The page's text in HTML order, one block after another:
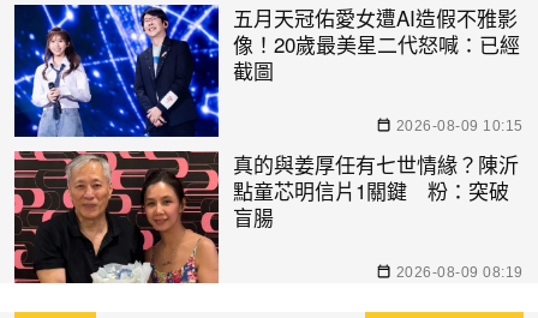
五月天冠佑愛女遭AI造假不雅影
像！20歲最美星二代怒喊：已經
截圖
2026-08-09 10:15
真的與姜厚任有七世情緣？陳沂
點童芯明信片1關鍵 粉：突破
盲腸
2026-08-09 08:19